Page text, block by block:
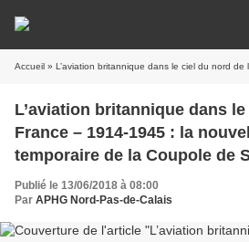
Accueil » L’aviation britannique dans le ciel du nord de la France – 1914-1945 : la
L’aviation britannique dans
France – 1914-1945 : la
temporaire de la Coupole de
Publié le 13/06/2018 à 08:00
Par APHG Nord-Pas-de-Calais